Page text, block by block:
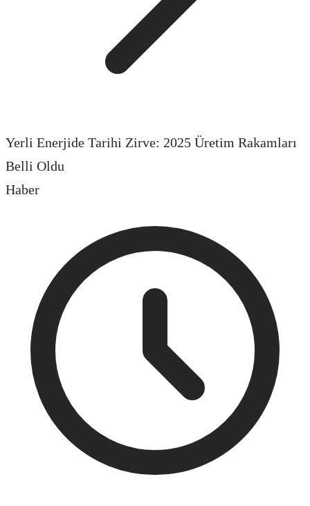
Yerli Enerjide Tarihi Zirve: 2025 Üretim Rakamları
Belli Oldu
Haber